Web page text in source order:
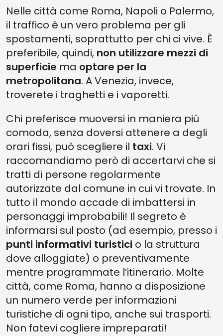
Nelle città come Roma, Napoli o Palermo,
il traffico è un vero problema per gli
spostamenti, soprattutto per chi ci vive. È
preferibile, quindi, non utilizzare mezzi di
superficie ma optare per la
metropolitana. A Venezia, invece,
troverete i traghetti e i vaporetti.
Chi preferisce muoversi in maniera più
comoda, senza doversi attenere a degli
orari fissi, può scegliere il taxi. Vi
raccomandiamo però di accertarvi che si
tratti di persone regolarmente
autorizzate dal comune in cui vi trovate. In
tutto il mondo accade di imbattersi in
personaggi improbabili! Il segreto è
informarsi sul posto (ad esempio, presso i
punti informativi turistici o la struttura
dove alloggiate) o preventivamente
mentre programmate l’itinerario. Molte
città, come Roma, hanno a disposizione
un numero verde per informazioni
turistiche di ogni tipo, anche sui trasporti.
Non fatevi cogliere impreparati!